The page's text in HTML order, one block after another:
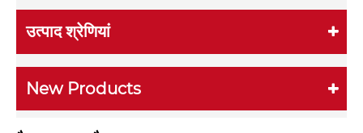
उत्पाद श्रेणियां
New Products